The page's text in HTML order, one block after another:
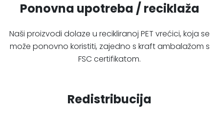
Ponovna upotreba / reciklaža
Naši proizvodi dolaze u recikliranoj PET vrećici, koja se
može ponovno koristiti, zajedno s kraft ambalažom s
FSC certifikatom.
Redistribucija